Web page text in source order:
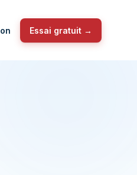
Essai gratuit →